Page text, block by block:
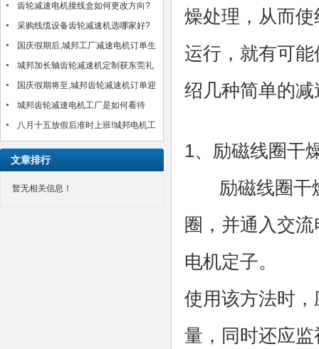
MH-20TC/MH-25接线方法介绍
齿轮减速电机接线盒如何更改方向?
以台湾城邦CH750-30S为例
采购线缆设备齿轮减速机选哪家好?
城邦25年好品质感动客户!(图)
国庆假期后,城邦工厂减速电机订单生
产交货如期进行,客户满意!
城邦加长轴齿轮减速机定制获东莞礼
品公司肯定!
国庆假期将至,城邦齿轮减速机订单迎
来小高峰!如期安排中!
城邦齿轮减速电机工厂是如何看待
八月十五放假后准时上班!城邦电机工
产交货
文章排行
暂无相关信息！
燥处理，从而
运行，就有可
绍几种简单的
1、励磁线圈干
励磁线圈干燥
圈，并通入交
电机定子。
使用该方法时
量，同时还应